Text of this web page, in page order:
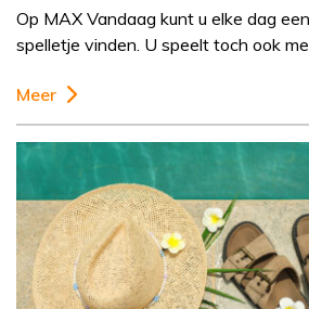
Op MAX Vandaag kunt u elke dag
spelletje vinden. U speelt toch ook
Meer